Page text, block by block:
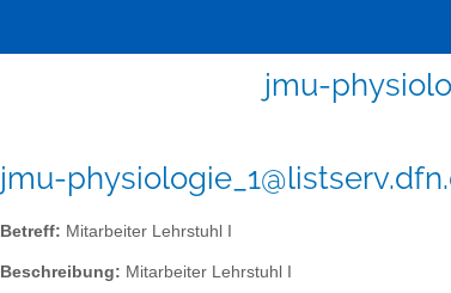
jmu-
jmu-
Betreff: Mitarbeiter Lehrstuhl I
Beschreibung: Mitarbeiter Lehrstuhl I